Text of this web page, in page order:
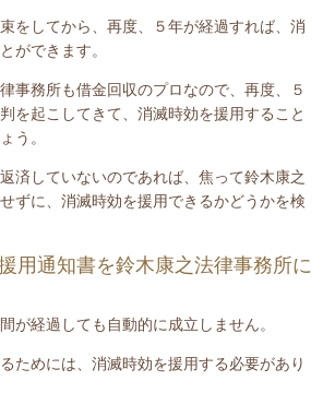
をしてから、再度、５年が経過すれば、消
ができます。
事務所も借金回収のプロなので、再度、５
を起こしてきて、消滅時効を援用すること
う。
済していないのであれば、焦って鈴木康之
ずに、消滅時効を援用できるかどうかを検
用通知書を鈴木康之法律事務所に
が経過しても自動的に成立しません。
ためには、消滅時効を援用する必要があり